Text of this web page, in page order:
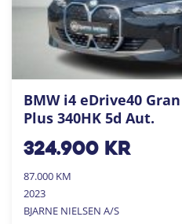
BMW i4 eDrive40
Plus 340HK 5d Aut.
324.900kr
87.000 KM
2023
BJARNE NIELSEN A/S